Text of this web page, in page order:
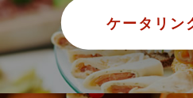
ケータリン